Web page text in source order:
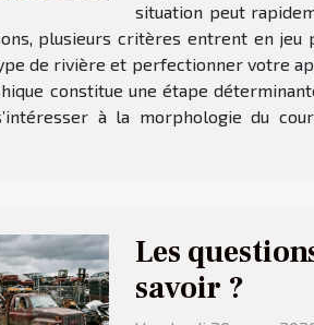
situation peut
plusieurs critères entrent en
de rivière et perfectionner votre
constitue une étape
à la morphologie du
Les
savoir ?